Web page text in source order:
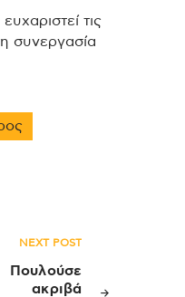
τις
συνεργασία
NEXT POST
Πουλούσε
ακριβά